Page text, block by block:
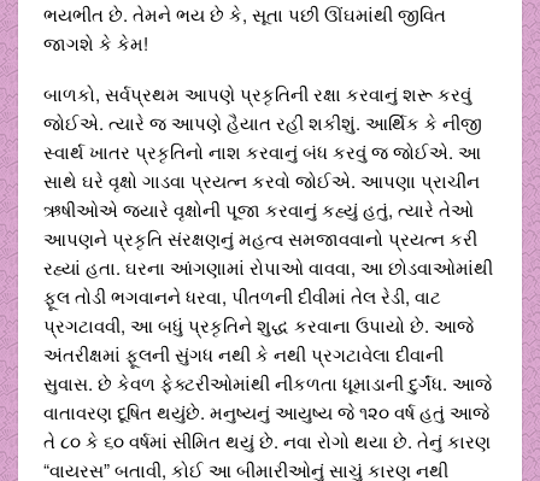
ભયભીત છે. તેમને ભય છે કે, સૂતા પછી ઊંઘમાંથી જીવિત
જાગશે કે કેમ!
બાળકો, સર્વપ્રથમ આપણે પ્રકૃતિની રક્ષા કરવાનું શરૂ કરવું
જોઈએ. ત્યારે જ આપણે હૈયાત રહી શકીશું. આર્થિક કે નીજી
સ્વાર્થ ખાતર પ્રકૃતિનો નાશ કરવાનું બંધ કરવું જ જોઈએ. આ
સાથે ઘરે વૃક્ષો ગાડવા પ્રયત્ન કરવો જોઈએ. આપણા પ્રાચીન
ઋષીઓએ જ્યારે વૃક્ષોની પૂજા કરવાનું કહ્યું હતું, ત્યારે તેઓ
આપણને પ્રકૃતિ સંરક્ષણનું મહત્વ સમજાવવાનો પ્રયત્ન કરી
રહ્યાં હતા. ઘરના આંગણામાં રોપાઓ વાવવા, આ છોડવાઓમાંથી
ફૂલ તોડી ભગવાનને ધરવા, પીતળની દીવીમાં તેલ રેડી, વાટ
પ્રગટાવવી, આ બધું પ્રકૃતિને શુદ્ધ કરવાના ઉપાયો છે. આજે
અંતરીક્ષમાં ફૂલની સુંગધ નથી કે નથી પ્રગટાવેલા દીવાની
સુવાસ. છે કેવળ ફેક્ટરીઓમાંથી નીકળતા ધૂમાડાની દુર્ગંધ. આજે
વાતાવરણ દૂષિત થયુંછે. મનુષ્યનું આયુષ્ય જે ૧૨૦ વર્ષ હતું આજે
તે ૮૦ કે ૬૦ વર્ષમાં સીમિત થયું છે. નવા રોગો થયા છે. તેનું કારણ
“વાયરસ” બતાવી, કોઈ આ બીમારીઓનું સાચું કારણ નથી